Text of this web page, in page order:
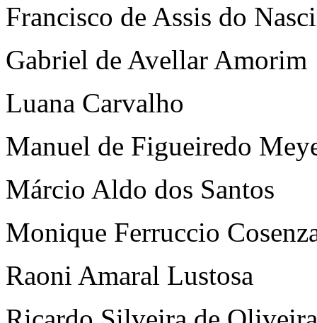
Francisco de Assis do
Gabriel de Avellar Amorim
Luana Carvalho
Manuel de Figueiredo
Márcio Aldo dos Santos
Monique Ferruccio
Raoni Amaral Lustosa